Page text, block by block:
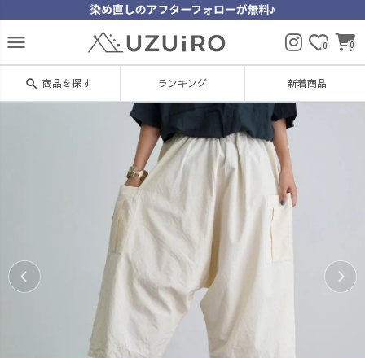
menu 0 0
search 商品を探す ランキング 新着商品